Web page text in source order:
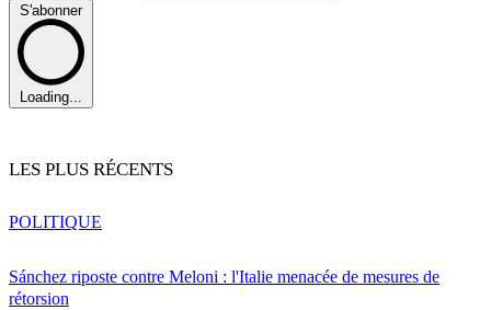
S'abonner
Loading...
LES PLUS RÉCENTS
Sánchez riposte contre Meloni : l'Italie menacée de mesures de
rétorsion
POLITIQUE